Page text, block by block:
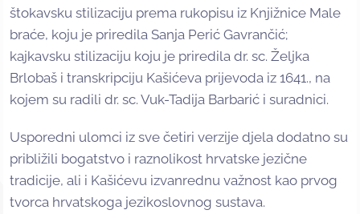
štokavsku stilizaciju prema rukopisu iz Knjižnice Male
braće, koju je priredila Sanja Perić Gavrančić;
kajkavsku stilizaciju koju je priredila dr. sc. Željka
Brlobaš i transkripciju Kašićeva prijevoda iz 1641., na
kojem su radili dr. sc. Vuk-Tadija Barbarić i suradnici.
Usporedni ulomci iz sve četiri verzije djela dodatno su
približili bogatstvo i raznolikost hrvatske jezične
tradicije, ali i Kašićevu izvanrednu važnost kao prvog
tvorca hrvatskoga jezikoslovnog sustava.